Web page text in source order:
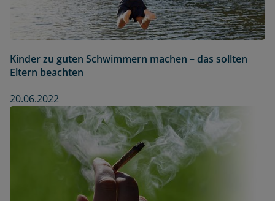
Kinder zu guten Schwimmern machen – das sollten
Eltern beachten
20.06.2022